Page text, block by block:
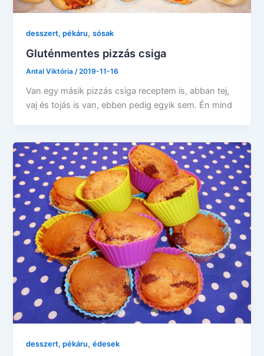
desszert, pékáru,sósak
Gluténmentes pizzás csiga
Antal Viktória/2019-11-16
Van egy másik pizzás csiga receptem is, abban tej,
vaj és tojás is van, ebben pedig egyik sem. Én mind
desszert, pékáru,édesek